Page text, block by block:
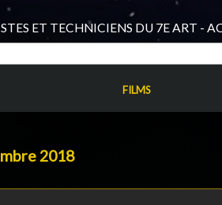
ET TECHNICIENS DU 7E ART -
FILMS
2018